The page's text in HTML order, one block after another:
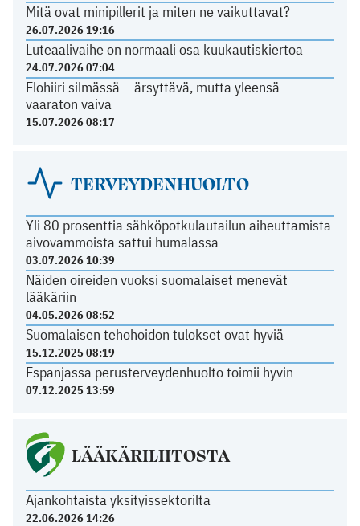
Mitä ovat minipillerit ja miten ne vaikuttavat?
26.07.2026 19:16
Luteaalivaihe on normaali osa kuukautiskiertoa
24.07.2026 07:04
Elohiiri silmässä – ärsyttävä, mutta yleensä
vaaraton vaiva
15.07.2026 08:17
TERVEYDENHUOLTO
Yli 80 prosenttia sähköpotkulautailun aiheuttamista
aivovammoista sattui humalassa
03.07.2026 10:39
Näiden oireiden vuoksi suomalaiset menevät
lääkäriin
04.05.2026 08:52
Suomalaisen tehohoidon tulokset ovat hyviä
15.12.2025 08:19
Espanjassa perusterveydenhuolto toimii hyvin
07.12.2025 13:59
LÄÄKÄRILIITOSTA
Ajankohtaista yksityissektorilta
22.06.2026 14:26